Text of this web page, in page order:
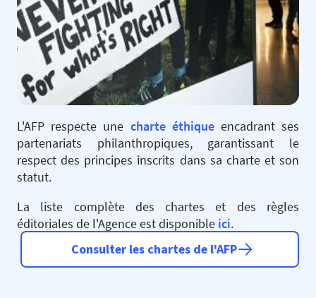
L'AFP respecte une charte éthiqueencadrant ses
partenariats philanthropiques, garantissant le
respect des principes inscrits dans sa charte et son
statut.
La liste complète des chartes et des règles
éditoriales de l'Agence est disponible ici.
Consulter les chartes de l'AFP